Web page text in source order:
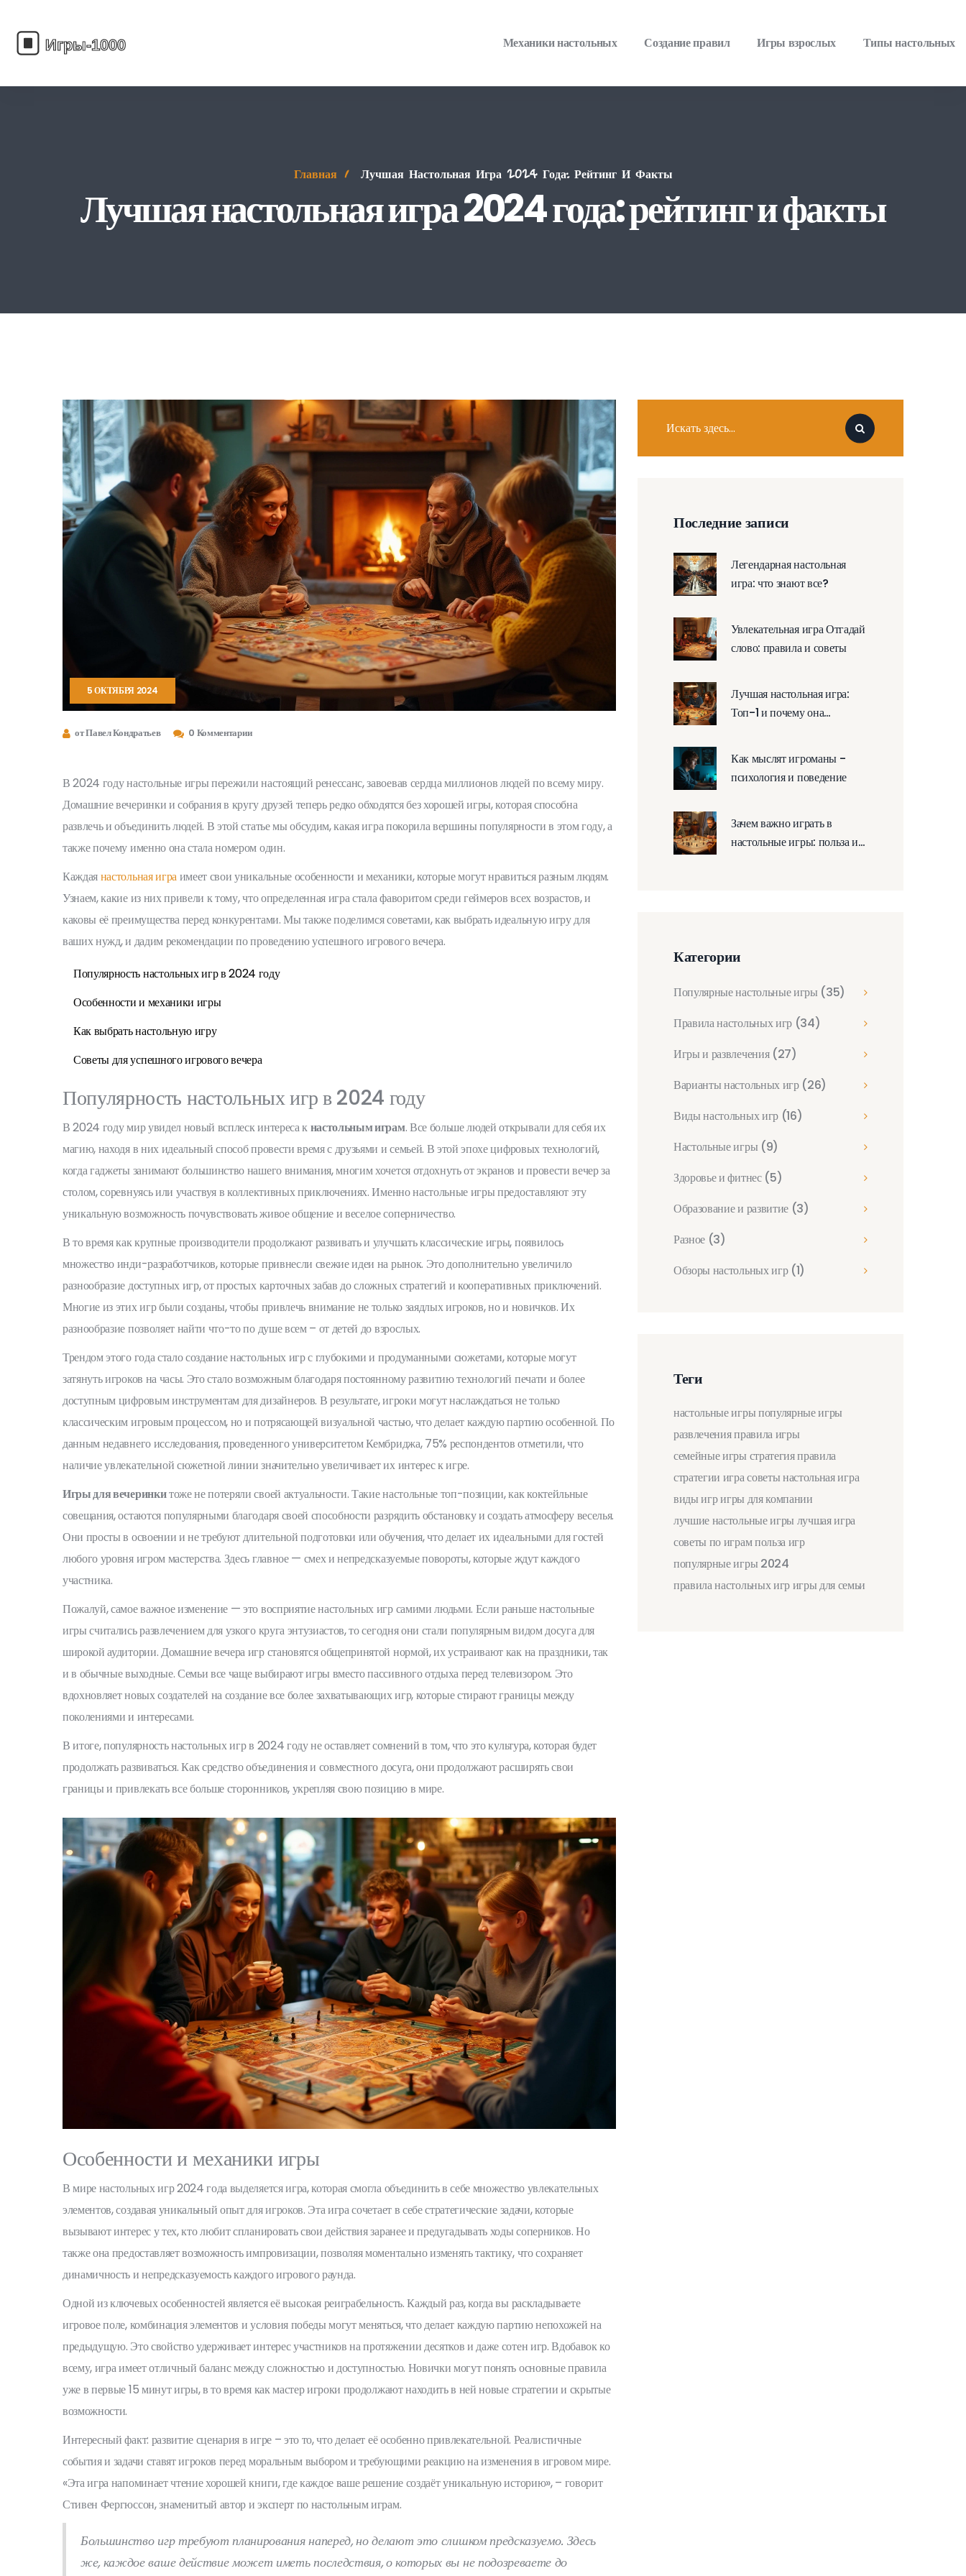
Механики настольных Создание правил Игры взрослых Типы настольных
Лучшая настольная игра 2024 года: рейтинг и факты
Главная Лучшая Настольная Игра 2024 Года: Рейтинг И Факты
5 ОКТЯБРЯ 2024
от Павел Кондратьев 0 Комментарии
В 2024 году настольные игры пережили настоящий ренессанс, завоевав сердца миллионов людей по всему миру.
Домашние вечеринки и собрания в кругу друзей теперь редко обходятся без хорошей игры, которая способна
развлечь и объединить людей. В этой статье мы обсудим, какая игра покорила вершины популярности в этом году, а
также почему именно она стала номером один.
Каждаянастольная играимеет свои уникальные особенности и механики, которые могут нравиться разным людям.
Узнаем, какие из них привели к тому, что определенная игра стала фаворитом среди геймеров всех возрастов, и
каковы её преимущества перед конкурентами. Мы также поделимся советами, как выбрать идеальную игру для
ваших нужд, и дадим рекомендации по проведению успешного игрового вечера.
Популярность настольных игр в 2024 году
Особенности и механики игры
Как выбрать настольную игру
Советы для успешного игрового вечера
Популярность настольных игр в 2024 году
В 2024 году мир увидел новый всплеск интереса кнастольным играм. Все больше людей открывали для себя их
магию, находя в них идеальный способ провести время с друзьями и семьей. В этой эпохе цифровых технологий,
когда гаджеты занимают большинство нашего внимания, многим хочется отдохнуть от экранов и провести вечер за
столом, соревнуясь или участвуя в коллективных приключениях. Именно настольные игры предоставляют эту
уникальную возможность почувствовать живое общение и веселое соперничество.
В то время как крупные производители продолжают развивать и улучшать классические игры, появилось
множество инди-разработчиков, которые привнесли свежие идеи на рынок. Это дополнительно увеличило
разнообразие доступных игр, от простых карточных забав до сложных стратегий и кооперативных приключений.
Многие из этих игр были созданы, чтобы привлечь внимание не только заядлых игроков, но и новичков. Их
разнообразие позволяет найти что-то по душе всем – от детей до взрослых.
Трендом этого года стало создание настольных игр с глубокими и продуманными сюжетами, которые могут
затянуть игроков на часы. Это стало возможным благодаря постоянному развитию технологий печати и более
доступным цифровым инструментам для дизайнеров. В результате, игроки могут наслаждаться не только
классическим игровым процессом, но и потрясающей визуальной частью, что делает каждую партию особенной. По
данным недавнего исследования, проведенного университетом Кембриджа, 75% респондентов отметили, что
наличие увлекательной сюжетной линии значительно увеличивает их интерес к игре.
Игры для вечеринкитоже не потеряли своей актуальности. Такие настольные топ-позиции, как коктейльные
совещания, остаются популярными благодаря своей способности разрядить обстановку и создать атмосферу веселья.
Они просты в освоении и не требуют длительной подготовки или обучения, что делает их идеальными для гостей
любого уровня игром мастерства. Здесь главное — смех и непредсказуемые повороты, которые ждут каждого
участника.
Пожалуй, самое важное изменение — это восприятие настольных игр самими людьми. Если раньше настольные
игры считались развлечением для узкого круга энтузиастов, то сегодня они стали популярным видом досуга для
широкой аудитории. Домашние вечера игр становятся общепринятой нормой, их устраивают как на праздники, так
и в обычные выходные. Семьи все чаще выбирают игры вместо пассивного отдыха перед телевизором. Это
вдохновляет новых создателей на создание все более захватывающих игр, которые стирают границы между
поколениями и интересами.
В итоге, популярность настольных игр в 2024 году не оставляет сомнений в том, что это культура, которая будет
продолжать развиваться. Как средство объединения и совместного досуга, они продолжают расширять свои
границы и привлекать все больше сторонников, укрепляя свою позицию в мире.
Особенности и механики игры
В мире настольных игр 2024 года выделяется игра, которая смогла объединить в себе множество увлекательных
элементов, создавая уникальный опыт для игроков. Эта игра сочетает в себе стратегические задачи, которые
вызывают интерес у тех, кто любит спланировать свои действия заранее и предугадывать ходы соперников. Но
также она предоставляет возможность импровизации, позволяя моментально изменять тактику, что сохраняет
динамичность и непредсказуемость каждого игрового раунда.
Одной из ключевых особенностей является её высокая реиграбельность. Каждый раз, когда вы раскладываете
игровое поле, комбинация элементов и условия победы могут меняться, что делает каждую партию непохожей на
предыдущую. Это свойство удерживает интерес участников на протяжении десятков и даже сотен игр. Вдобавок ко
всему, игра имеет отличный баланс между сложностью и доступностью. Новички могут понять основные правила
уже в первые 15 минут игры, в то время как мастер игроки продолжают находить в ней новые стратегии и скрытые
возможности.
Интересный факт: развитие сценария в игре – это то, что делает её особенно привлекательной. Реалистичные
события и задачи ставят игроков перед моральным выбором и требующими реакцию на изменения в игровом мире.
«Эта игра напоминает чтение хорошей книги, где каждое ваше решение создаёт уникальную историю», – говорит
Стивен Фергюссон, знаменитый автор и эксперт по настольным играм.
Большинство игр требуют планирования наперед, но делают это слишком предсказуемо. Здесь
же, каждое ваше действие может иметь последствия, о которых вы не подозреваете до
Последние записи
Легендарная настольная
игра: что знают все?
Увлекательная игра Отгадай
слово: правила и советы
Лучшая настольная игра:
Топ-1 и почему она
Как мыслят игроманы -
психология и поведение
Зачем важно играть в
настольные игры: польза и
Категории
Популярные настольные игры (35)
Правила настольных игр (34)
Игры и развлечения (27)
Варианты настольных игр (26)
Виды настольных игр (16)
Настольные игры (9)
Здоровье и фитнес (5)
Образование и развитие (3)
Разное (3)
Обзоры настольных игр (1)
Теги
настольные игрыпопулярные игры
развлеченияправила игры
семейные игры стратегияправила
стратегии играсоветынастольная игра
виды игригры для компании
лучшие настольные игры лучшая игра
советы по игрампольза игр
популярные игры 2024
правила настольных игригры для семьи